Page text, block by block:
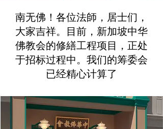
南无佛！各位法師，居士们，
大家吉祥。目前，新加坡中华
佛教会的修繕工程项目，正处
于招标过程中。我们的筹委会
已经精心计算了